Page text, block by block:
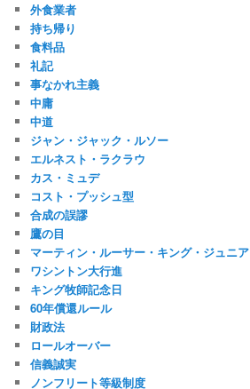
外食業者
持ち帰り
食料品
礼記
事なかれ主義
中庸
中道
ジャン・ジャック・ルソー
エルネスト・ラクラウ
カス・ミュデ
コスト・プッシュ型
合成の誤謬
鷹の目
マーティン・ルーサー・キング・ジュニア
ワシントン大行進
キング牧師記念日
60年償還ルール
財政法
ロールオーバー
信義誠実
ノンフリート等級制度